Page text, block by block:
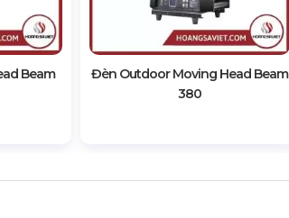
Beam
Đèn Outdoor Moving Head Beam
380